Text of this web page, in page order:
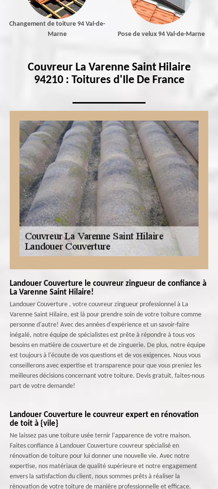
Changement de toiture 94 Val-de-
Marne
Pose de velux 94 Val-de-Marne
Couvreur La Varenne Saint Hilaire
94210 : Toitures d'Ile De France
Landouer Couverture le couvreur zingueur de confiance à
La Varenne Saint Hilaire!
Landouer Couverture , votre couvreur zingueur professionnel à La
Varenne Saint Hilaire, est là pour prendre soin de votre toiture comme
personne d'autre! Avec des années d'expérience et un savoir-faire
inégalé, notre équipe de spécialistes est prête à répondre à tous vos
besoins en matière de couverture et de zinguerie. De plus, notre équipe
est toujours à l'écoute de vos questions et de vos exigences. Nous vous
conseillerons avec expertise et transparence pour que vous preniez les
meilleures décisions concernant votre toiture. Devis gratuit, faites-nous
part de votre demande!
Landouer Couverture le couvreur expert en rénovation
de toit à {vile}
Ne laissez pas une toiture usée ternir l'apparence de votre maison.
Faites confiance à Landouer Couverture couvreur spécialisé en
rénovation de toiture pour lui donner une nouvelle vie. Avec notre
expertise, nos matériaux de qualité supérieure et notre engagement
envers la satisfaction du client, nous sommes prêts à réaliser la
rénovation de votre toiture de manière professionnelle et efficace.